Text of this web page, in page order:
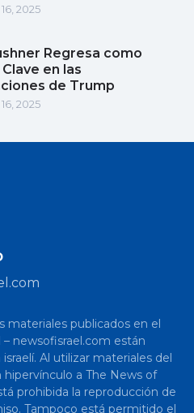
2025
Regresa como
en las
de Trump
2025
materiales publicados en el
newsofisrael.com están
Al utilizar materiales del
a The News of
prohibida la reproducción de
Tampoco está permitido el